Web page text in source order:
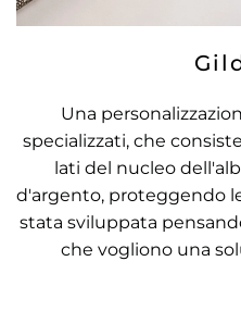
Una
specializzati, che
lati del nucleo
d'argento, proteggendo
stata sviluppata
che vogliono una